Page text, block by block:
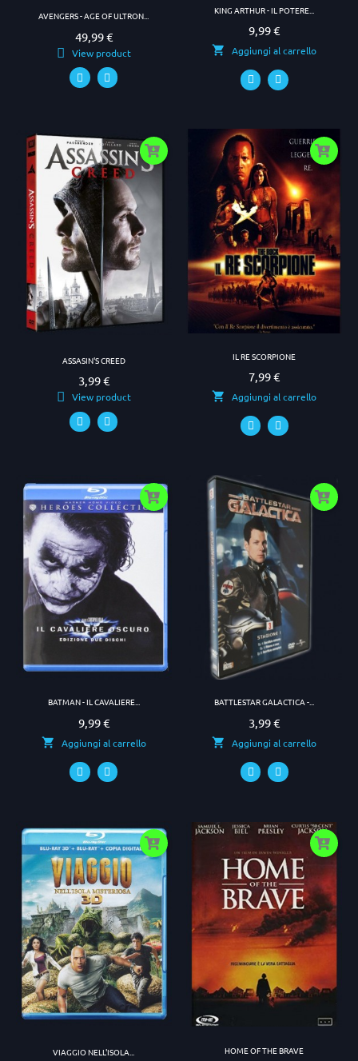
AVENGERS - AGE OF ULTRON...
Prezzo
49,99 €
View product
KING ARTHUR - IL POTERE...
Prezzo
9,99 €
Aggiungi al carrello
ASSASIN'S CREED
Prezzo
3,99 €
View product
IL RE SCORPIONE
Prezzo
7,99 €
Aggiungi al carrello
BATMAN - IL CAVALIERE...
Prezzo
9,99 €
Aggiungi al carrello
BATTLESTAR GALACTICA -...
Prezzo
3,99 €
Aggiungi al carrello
VIAGGIO NELL'ISOLA... HOME OF THE BRAVE